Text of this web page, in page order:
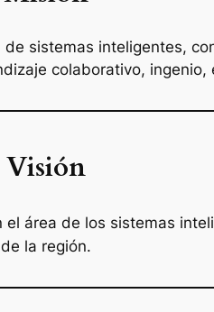
sistemas inteligentes,
colaborativo,
Visión
área de los sistemas
de la región.